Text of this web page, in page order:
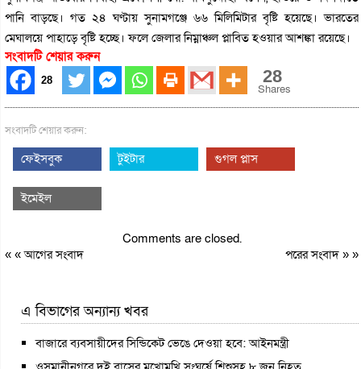
পানি বাড়ছে। গত ২৪ ঘণ্টায় সুনামগঞ্জে ৬৬ মিলিমিটার বৃষ্টি হয়েছে। ভারতের
মেঘালয়ে পাহাড়ে বৃষ্টি হচ্ছে। ফলে জেলার নিম্নাঞ্চল প্লাবিত হওয়ার আশঙ্কা রয়েছে।
সংবাদটি শেয়ার করুন
28 28
Shares
সংবাদটি শেয়ার করুন:
ফেইসবুক টুইটার গুগল প্লাস
ইমেইল
Comments are closed.
« «আগের সংবাদ পরের সংবাদ» »
এ বিভাগের অন্যান্য খবর
বাজারে ব্যবসায়ীদের সিন্ডিকেট ভেঙে দেওয়া হবে: আইনমন্ত্রী